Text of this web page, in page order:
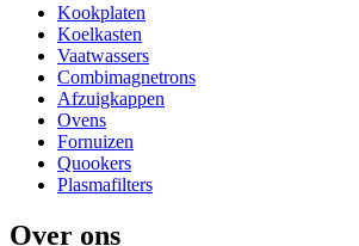
Kookplaten
Koelkasten
Vaatwassers
Combimagnetrons
Afzuigkappen
Ovens
Fornuizen
Quookers
Plasmafilters
Over ons